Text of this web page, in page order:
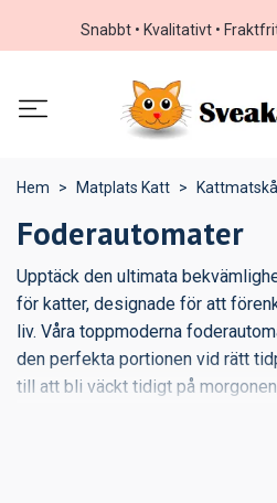
Snabbt • Kvalitativt •
Hem Matplats Katt
Foderautomater
Upptäck den ultimata
för katter, designade för att
liv. Våra toppmoderna
den perfekta portionen vid rätt
till att bli väckt tidigt på